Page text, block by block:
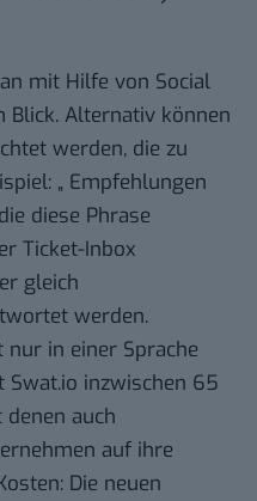
mit Hilfe von Social
Alternativ können
werden, die zu
„ Empfehlungen
diese Phrase
Ticket-Inbox
gleich
werden.
nur in einer Sprache
inzwischen 65
auch
auf ihre
Die neuen